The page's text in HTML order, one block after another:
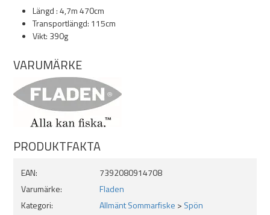
Längd : 4,7m 470cm
Transportlängd: 115cm
Vikt: 390g
VARUMÄRKE
PRODUKTFAKTA
EAN:
7392080914708
Varumärke:
Fladen
Kategori:
Allmänt Sommarfiske > Spön